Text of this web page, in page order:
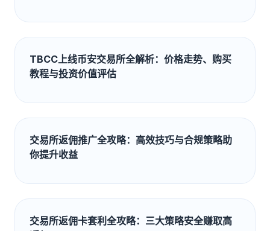
TBCC上线币安交易所全解析：价格走势、购买
教程与投资价值评估
交易所返佣推广全攻略：高效技巧与合规策略助
你提升收益
交易所返佣卡套利全攻略：三大策略安全赚取高